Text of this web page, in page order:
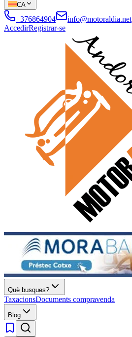
CA
+376864904
info@motoraldia.net
AccedirRegistrar-se
Què busques?
TaxacionsDocuments compravenda
Blog